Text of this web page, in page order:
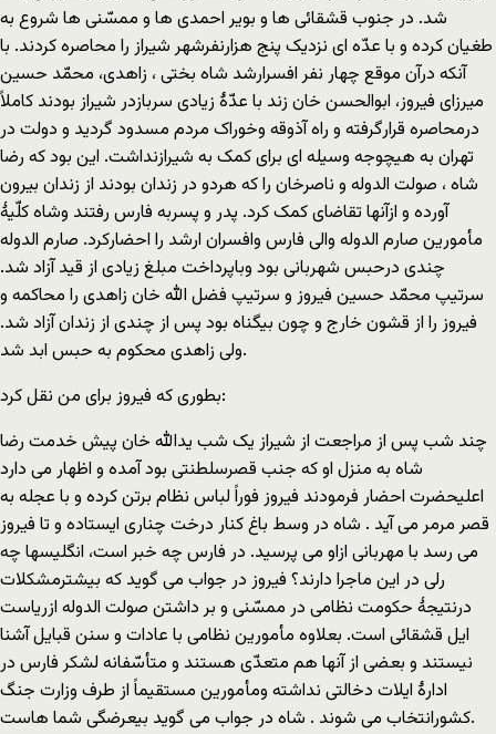
شد. در جنوب قشقائی ها و بویر احمدی ها و ممسّنی ها شروع به
طغیان کرده و با عدّه ای نزدیک پنج هزارنفرشهر شیراز را محاصره کردند. با
آنکه درآن موقع چهار نفر افسرارشد شاه بختی ، زاهدی، محمّد حسین
میرزای فیروز، ابوالحسن خان زند با عدّۀ زیادی سربازدر شیراز بودند کاملاً
درمحاصره قرارگرفته و راه آذوقه وخوراک مردم مسدود گردید و دولت در
تهران به هیچوجه وسیله ای برای کمک به شیرازنداشت. این بود که رضا
شاه ، صولت الدوله و ناصرخان را که هردو در زندان بودند از زندان بیرون
آورده و ازآنها تقاضای کمک کرد. پدر و پسربه فارس رفتند وشاه کلّیۀ
مأمورین صارم الدوله والی فارس وافسران ارشد را احضارکرد. صارم الدوله
چندی درحبس شهربانی بود وباپرداخت مبلغ زیادی از قید آزاد شد.
سرتیپ محمّد حسین فیروز و سرتیپ فضل الله خان زاهدی را محاکمه و
فیروز را از قشون خارج و چون بیگناه بود پس از چندی از زندان آزاد شد.
ولی زاهدی محکوم به حبس ابد شد.
بطوری که فیروز برای من نقل کرد:
چند شب پس از مراجعت از شیراز یک شب یدالله خان پیش خدمت رضا
شاه به منزل او که جنب قصرسلطنتی بود آمده و اظهار می دارد
اعلیحضرت احضار فرمودند فیروز فوراً لباس نظام برتن کرده و با عجله به
قصر مرمر می آید . شاه در وسط باغ کنار درخت چناری ایستاده و تا فیروز
می رسد با مهربانی ازاو می پرسید. در فارس چه خبر است، انگلیسها چه
رلی در این ماجرا دارند؟ فیروز در جواب می گوید که بیشترمشکلات
درنتیجۀ حکومت نظامی در ممسّنی و بر داشتن صولت الدوله ازریاست
ایل قشقائی است. بعلاوه مأمورین نظامی با عادات و سنن قبایل آشنا
نیستند و بعضی از آنها هم متعدّی هستند و متأسّفانه لشکر فارس در
ادارۀ ایلات دخالتی نداشته ومأمورین مستقیماً از طرف وزارت جنگ
کشورانتخاب می شوند . شاه در جواب می گوید بیعرضگی شما هاست.